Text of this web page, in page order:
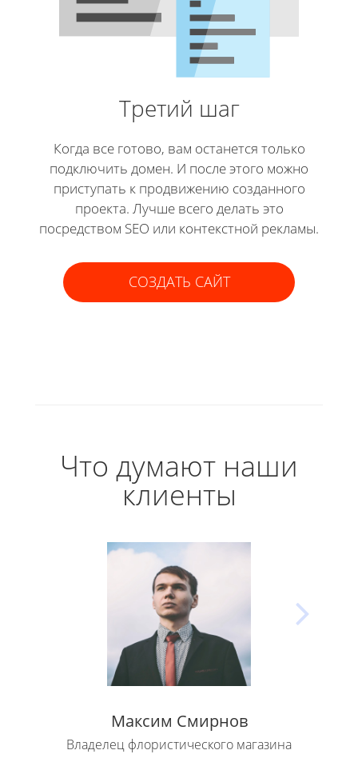
Третий шаг
Когда все готово, вам останется только
подключить домен. И после этого можно
приступать к продвижению созданного
проекта. Лучше всего делать это
посредством SEO или контекстной рекламы.
СОЗДАТЬ САЙТ
Что думают наши
клиенты
Максим Смирнов
Владелец флористического магазина